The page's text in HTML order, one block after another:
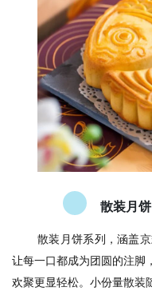
散装月
散装月饼系列，涵盖
让每一口都成为团圆的注脚
欢聚更显轻松。小份量散装